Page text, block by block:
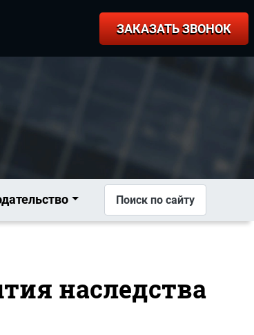
ЗАКАЗАТЬ ЗВОНОК
Поиск по сайту
наследства